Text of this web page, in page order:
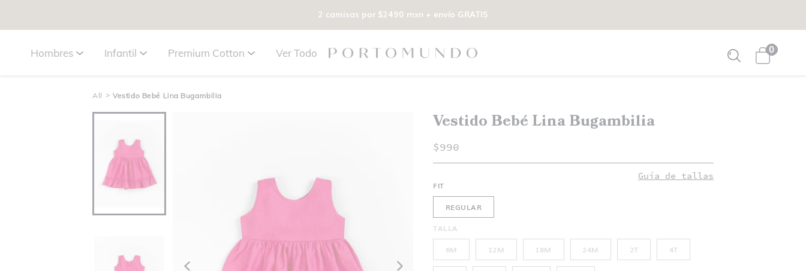
2 camisas por $2490 mxn + envío GRATIS
Hombres Infantil Premium Cotton Ver Todo 0
All > Vestido Bebé Lina Bugambilia
Vestido Bebé Lina Bugambilia
$990
Guía de tallas
FIT
REGULAR
TALLA
6M
12M 18M 24M 2T 4T